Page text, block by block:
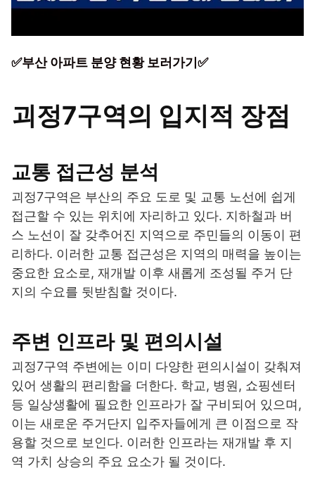
✅부산 아파트 분양 현황 보러가기✅
괴정7구역의 입지적 장점
교통 접근성 분석
괴정7구역은 부산의 주요 도로 및 교통 노선에 쉽게
접근할 수 있는 위치에 자리하고 있다. 지하철과 버
스 노선이 잘 갖추어진 지역으로 주민들의 이동이 편
리하다. 이러한 교통 접근성은 지역의 매력을 높이는
중요한 요소로, 재개발 이후 새롭게 조성될 주거 단
지의 수요를 뒷받침할 것이다.
주변 인프라 및 편의시설
괴정7구역 주변에는 이미 다양한 편의시설이 갖춰져
있어 생활의 편리함을 더한다. 학교, 병원, 쇼핑센터
등 일상생활에 필요한 인프라가 잘 구비되어 있으며,
이는 새로운 주거단지 입주자들에게 큰 이점으로 작
용할 것으로 보인다. 이러한 인프라는 재개발 후 지
역 가치 상승의 주요 요소가 될 것이다.